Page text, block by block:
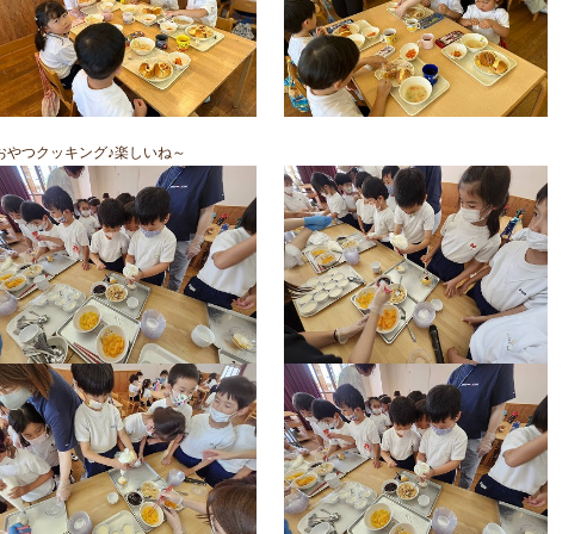
やつクッキング♪楽しいね～